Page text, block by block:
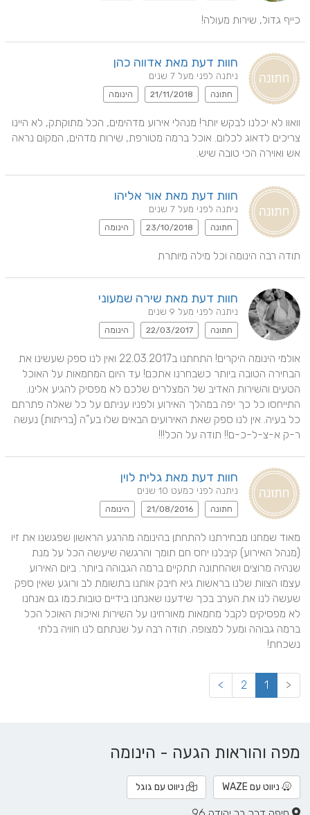
כייף גדול, שירות מעולה!
חוות דעת מאת אדווה כהן
ניתנה לפני מעל 7 שנים
חתונה 21/11/2018 הינומה
אש ואוירה הכי טובה שיש.
חוות דעת מאת אור אליהו
ניתנה לפני מעל 7 שנים
חתונה 23/10/2018 הינומה
תודה רבה הינומה וכל מילה מיותרת
חוות דעת מאת שירה שמעוני
ניתנה לפני מעל 9 שנים
חתונה 22/03/2017 הינומה
ר-ק א-צ-ל-כ-ם!! תודה על הכל!!!
חוות דעת מאת גלית לוין
ניתנה לפני כמעט 10 שנים
חתונה 21/08/2016 הינומה
נשכחת!
<
1
2
>
מפה והוראות הגעה - הינומה
ניווט עם WAZE ניווט עם גוגל